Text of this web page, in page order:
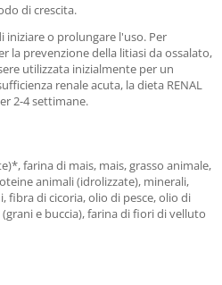
di crescita.
o prolungare l'uso. Per
la prevenzione della litiasi da ossalato,
utilizzata inizialmente per un
renale acuta, la dieta RENAL
2-4 settimane.
farina di mais, mais, grasso animale,
animali (idrolizzate), minerali,
di cicoria, olio di pesce, olio di
e buccia), farina di fiori di velluto